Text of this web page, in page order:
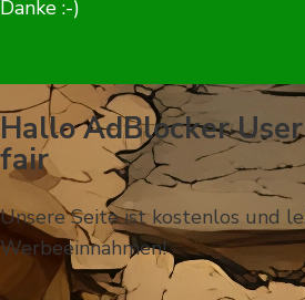
Danke :-)
Hallo AdBlocker
fair
Unsere Seite ist kostenlos und
Werbeeinnahmen!